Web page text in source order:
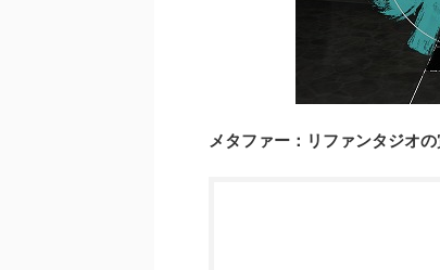
メタファー：リファンタジオ